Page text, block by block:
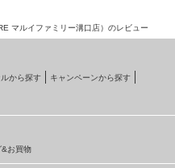
マルイファミリー溝口店）のレビュー
から探す キャンペーンから探す
&お買物